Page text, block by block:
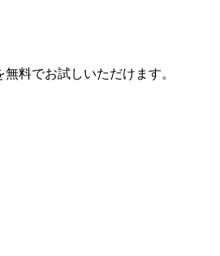
無料でお試しいただけます。​